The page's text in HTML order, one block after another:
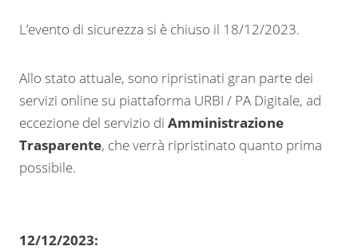
L’evento di sicurezza si è chiuso il 18/12/2023.
Allo stato attuale, sono ripristinati gran parte dei
servizi online su piattaforma URBI / PA Digitale, ad
eccezione del servizio di Amministrazione
Trasparente, che verrà ripristinato quanto prima
possibile.
12/12/2023: